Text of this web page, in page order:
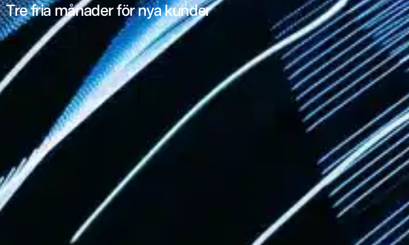
Tre fria månader för nya kunder